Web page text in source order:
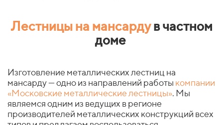
Лестницы на мансардув частном
доме
Изготовление металлических лестниц на
мансарду — одно из направлений работы компании
«Московские металлические лестницы». Мы
являемся одним из ведущих в регионе
производителей металлических конструкций всех